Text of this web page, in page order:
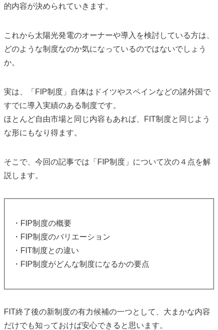
的内容が決められていきます。
これから太陽光発電のオーナーや導入を検討している方は、
どのような制度なのか気になっているのではないでしょう
か。
実は、「FIP制度」自体はドイツやスペインなどの諸外国で
すでに導入実績のある制度です。
ほとんど自由市場と同じ内容もあれば、FIT制度と同じよう
な形にもなり得ます。
そこで、今回の記事では「FIP制度」について次の４点を解
説します。
・FIP制度の概要
・FIP制度のバリエーション
・FIT制度との違い
・FIP制度がどんな制度になるかの要点
FIT終了後の新制度の有力候補の一つとして、大まかな内容
だけでも知っておけば安心できると思います。